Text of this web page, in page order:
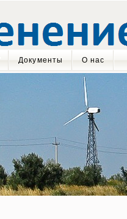
Документы О нас